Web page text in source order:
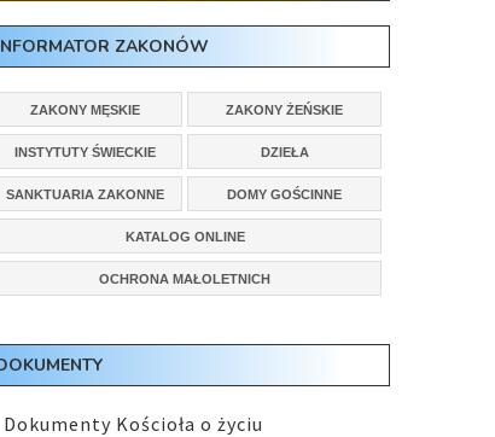
ZAKONÓW
ZAKONY MĘSKIE ZAKONY ŻEŃSKIE
INSTYTUTY ŚWIECKIE DZIEŁA
SANKTUARIA ZAKONNE DOMY GOŚCINNE
KATALOG ONLINE
OCHRONA MAŁOLETNICH
Dokumenty Kościoła o życiu